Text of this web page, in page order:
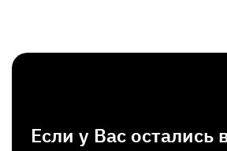
Если у Вас остались